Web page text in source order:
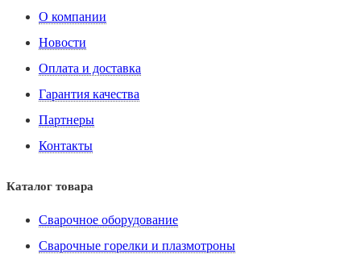
О компании
Новости
Оплата и доставка
Гарантия качества
Партнеры
Контакты
Каталог товара
Сварочное оборудование
Сварочные горелки и плазмотроны